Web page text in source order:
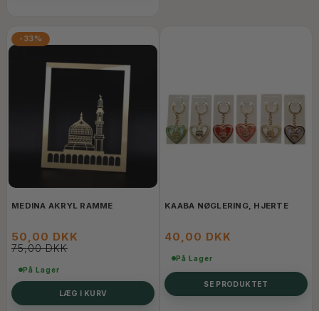
-33%
MEDINA AKRYL RAMME
50,00 DKK
75,00 DKK
På Lager
LÆG I KURV
KAABA NØGLERING, HJERTE
40,00 DKK
På Lager
SE PRODUKTET